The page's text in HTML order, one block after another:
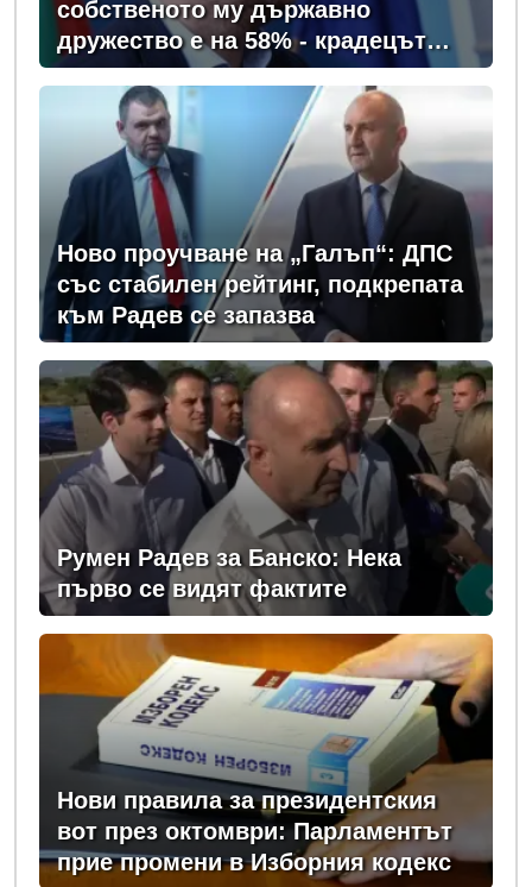
собственото му държавно
дружество е на 58% - крадецът
вика дръжте крадеца
Ново проучване на „Галъп“: ДПС
със стабилен рейтинг, подкрепата
към Радев се запазва
Румен Радев за Банско: Нека
първо се видят фактите
Нови правила за президентския
вот през октомври: Парламентът
прие промени в Изборния кодекс